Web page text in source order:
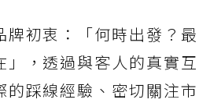
牌初衷：「何時出發？最
」，透過與客人的真實互
的踩線經驗、密切關注市